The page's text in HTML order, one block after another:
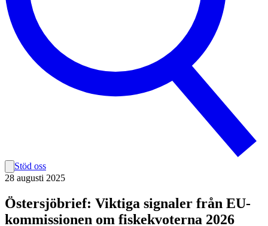
Stöd oss
28 augusti 2025
Östersjöbrief: Viktiga signaler från EU-
kommissionen om fiskekvoterna 2026